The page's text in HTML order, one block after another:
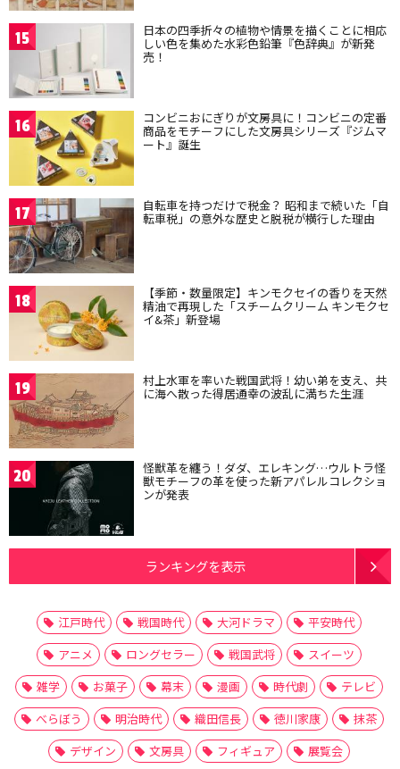
15 日本の四季折々の植物や情景を描くことに相応
しい色を集めた水彩色鉛筆『色辞典』が新発
売！
16 コンビニおにぎりが文房具に！コンビニの定番
商品をモチーフにした文房具シリーズ『ジムマ
ート』誕生
17 自転車を持つだけで税金？ 昭和まで続いた「自
転車税」の意外な歴史と脱税が横行した理由
18 【季節・数量限定】キンモクセイの香りを天然
精油で再現した「スチームクリーム キンモクセ
イ&茶」新登場
19 村上水軍を率いた戦国武将！幼い弟を支え、共
に海へ散った得居通幸の波乱に満ちた生涯
20 怪獣革を纏う！ダダ、エレキング…ウルトラ怪
獣モチーフの革を使った新アパレルコレクショ
ンが発表
ランキングを表示
江戸時代 戦国時代 大河ドラマ
平安時代
アニメ
ロングセラー 戦国武将
スイーツ
雑学
お菓子 幕末 漫画 時代劇
テレビ
べらぼう
明治時代 織田信長 徳川家康
抹茶
デザイン
文房具 フィギュア
展覧会